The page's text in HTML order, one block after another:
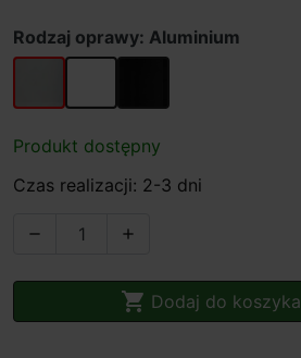
Rodzaj oprawy: Aluminium
Aluminium
Biały Czarny
Produkt dostępny
Czas realizacji: 2-3 dni
 
 Dodaj do koszyka